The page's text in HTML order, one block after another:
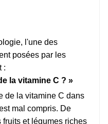
l'une des
posées par les
:
la vitamine C ? »
de la vitamine C dans
mal compris. De
et légumes riches